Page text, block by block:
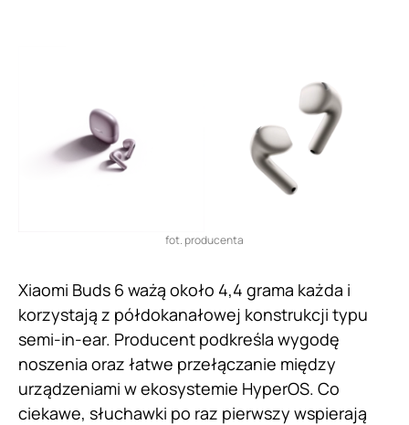
fot. producenta
Xiaomi Buds 6 ważą około 4,4 grama każda i
korzystają z półdokanałowej konstrukcji typu
semi-in-ear. Producent podkreśla wygodę
noszenia oraz łatwe przełączanie między
urządzeniami w ekosystemie HyperOS. Co
ciekawe, słuchawki po raz pierwszy wspierają